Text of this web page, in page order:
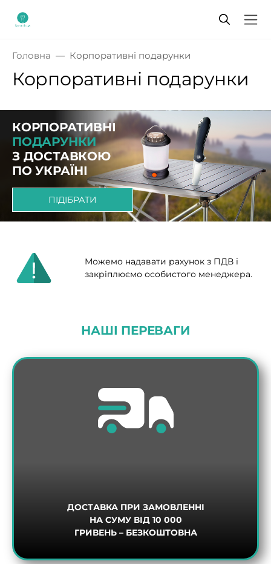
Головна Корпоративні подарунки
Корпоративні подарунки
КОРПОРАТИВНІ
ПОДАРУНКИ
З ДОСТАВКОЮ
ПО УКРАЇНІ
ПІДІБРАТИ
Можемо надавати рахунок з ПДВ і
закріплюємо особистого менеджера.
НАШІ ПЕРЕВАГИ
ДОСТАВКА ПРИ ЗАМОВЛЕННІ
НА СУМУ ВІД 10 000
ГРИВЕНЬ – БЕЗКОШТОВНА